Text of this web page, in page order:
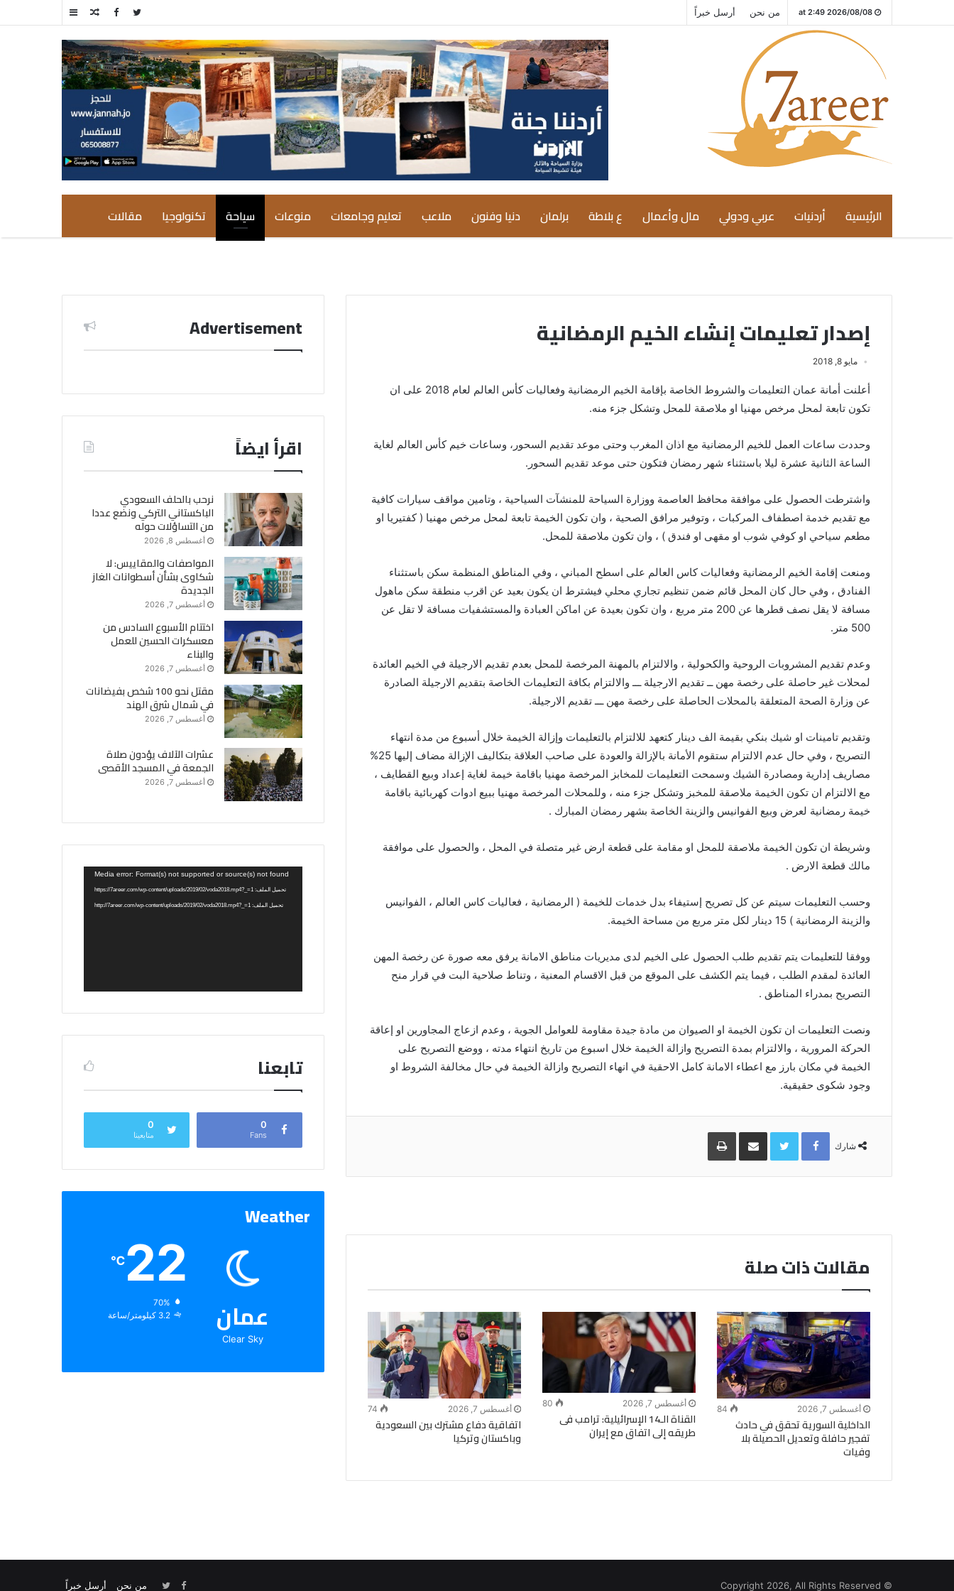
2026/08/08 at 2:49 من نحن أرسل خبراً إضافة
جانبي
مقال
الرئيسية أردنيات عربي ودولي مال وأعمال ع بلاطة برلمان دنيا وفنون ملاعب تعليم وجامعات منوعات سياحة تكنولوجيا مقالات
إصدار تعليمات إنشاء الخيم الرمضانية
مايو 8, 2018
أعلنت أمانة عمان التعليمات والشروط الخاصة بإقامة الخيم الرمضانية وفعاليات كأس العالم لعام 2018 على ان
تكون تابعة لمحل مرخص مهنيا او ملاصقة للمحل وتشكل جزء منه.
وحددت ساعات العمل للخيم الرمضانية مع اذان المغرب وحتى موعد تقديم السحور، وساعات خيم كأس العالم لغاية
الساعة الثانية عشرة ليلا باستثناء شهر رمضان فتكون حتى موعد تقديم السحور.
واشترطت الحصول على موافقة محافظ العاصمة ووزارة السياحة للمنشآت السياحية ، وتامين مواقف سيارات كافية
مع تقديم خدمة اصطفاف المركبات ، وتوفير مرافق الصحية ، وان تكون الخيمة تابعة لمحل مرخص مهنيا ( كفتيريا او
مطعم سياحي او كوفي شوب او مقهى او فندق ) ، وان تكون ملاصقة للمحل.
ومنعت إقامة الخيم الرمضانية وفعاليات كاس العالم على اسطح المباني ، وفي المناطق المنظمة سكن باستثناء
الفنادق ، وفي حال كان المحل قائم ضمن تنظيم تجاري محلي فيشترط ان يكون بعيد عن اقرب منطقة سكن ماهول
مسافة لا يقل نصف قطرها عن 200 متر مربع ، وان تكون بعيدة عن اماكن العبادة والمستشفيات مسافة لا تقل عن
500 متر.
وعدم تقديم المشروبات الروحية والكحولية ، والالتزام بالمهنة المرخصة للمحل بعدم تقديم الارجيلة في الخيم العائدة
لمحلات غير حاصلة على رخصة مهن ــ تقديم الارجيلة ـــ والالتزام بكافة التعليمات الخاصة بتقديم الارجيلة الصادرة
عن وزارة الصحة المتعلقة بالمحلات الحاصلة على رخصة مهن ـــ تقديم الارجيلة.
وتقديم تامينات او شيك بنكي بقيمة الف دينار كتعهد للالتزام بالتعليمات وإزالة الخيمة خلال أسبوع من مدة انتهاء
التصريح ، وفي حال عدم الالتزام ستقوم الأمانة بالإزالة والعودة على صاحب العلاقة بتكاليف الإزالة مضاف إليها 25%
مصاريف إدارية ومصادرة الشيك وسمحت التعليمات للمخابز المرخصة مهنيا باقامة خيمة لغاية إعداد وبيع القطايف ،
مع الالتزام ان تكون الخيمة ملاصقة للمخبز وتشكل جزء منه ، وللمحلات المرخصة مهنيا ببيع ادوات كهربائية باقامة
خيمة رمضانية لعرض وبيع الفوانيس والزينة الخاصة بشهر رمضان المبارك .
وشريطة ان تكون الخيمة ملاصقة للمحل او مقامة على قطعة ارض غير متصلة في المحل ، والحصول على موافقة
مالك قطعة الارض .
وحسب التعليمات سيتم عن كل تصريح إستيفاء بدل خدمات للخيمة ( الرمضانية ، فعاليات كاس العالم ، الفوانيس
والزينة الرمضانية ) 15 دينار لكل متر مربع من مساحة الخيمة.
ووفقا للتعليمات يتم تقديم طلب الحصول على الخيم لدى مديريات مناطق الامانة يرفق معه صورة عن رخصة المهن
العائدة لمقدم الطلب ، فيما يتم الكشف على الموقع من قبل الاقسام المعنية ، وتناط صلاحية البت في قرار منح
التصريح بمدراء المناطق .
ونصت التعليمات ان تكون الخيمة او الصيوان من مادة جيدة مقاومة للعوامل الجوية ، وعدم ازعاج المجاورين او إعاقة
الحركة المرورية ، والالتزام بمدة التصريح وازالة الخيمة خلال اسبوع من تاريخ انتهاء مدته ، ووضع التصريح على
الخيمة في مكان بارز مع اعطاء الامانة كامل الاحقية في انهاء التصريح وازالة الخيمة في حال مخالفة الشروط او
وجود شكوى حقيقية.
شارك
Facebook
Twitterمشاركة
البريد
طباعة
مقالات ذات صلة
أغسطس 7, 2026 84
الداخلية السورية تحقق في حادث
تفجير حافلة وتعديل الحصيلة بلا
وفيات
أغسطس 7, 2026 80
القناة الـ14 الإسرائيلية: ترامب فى
طريقه إلى اتفاق مع إيران
أغسطس 7, 2026 74
اتفاقية دفاع مشترك بين السعودية
وباكستان وتركيا
Advertisement
اقرأ ايضاً
نرحب بالحلف السعودي
الباكستاني التركي ونضع عددا
من التساؤلات حوله
أغسطس 8, 2026
المواصفات والمقاييس: لا
شكاوى بشأن أسطوانات الغاز
الجديدة
أغسطس 7, 2026
اختتام الأسبوع السادس من
معسكرات الحسين للعمل
والبناء
أغسطس 7, 2026
مقتل نحو 100 شخص بفيضانات
في شمال شرق الهند
أغسطس 7, 2026
عشرات الآلاف يؤدون صلاة
الجمعة في المسجد الأقصى
أغسطس 7, 2026
مشغل
الفيديو
Media error: Format(s) not supported or source(s) not found
تحميل الملف: https://7areer.com/wp-content/uploads/2019/02/voda2018.mp4?_=1
تحميل الملف: http://7areer.com/wp-content/uploads/2019/02/voda2018.mp4?_=1
تابعنا
0
Fans
0
متابعينا
Weather
عمان
Clear Sky
22
℃
الرطوبة:
الرياح:3.2 كيلومتر/ساعة
© Copyright 2026, All Rights Reserved من نحن أرسل خبراً